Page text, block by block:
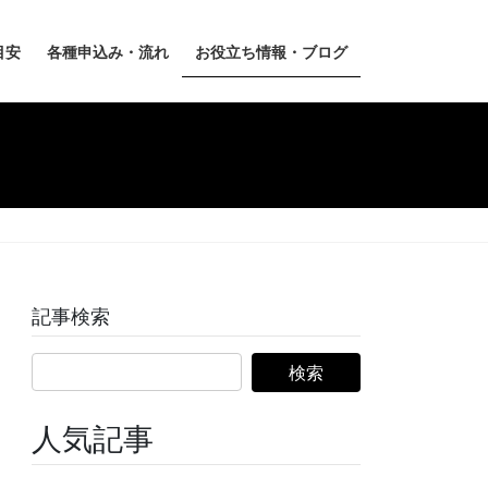
安 各種申込み・流れ お役立ち情報・ブログ
記事検索
人気記事